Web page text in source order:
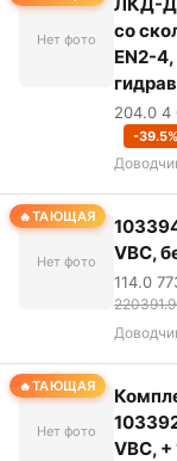
Нет фото
со
EN2-
204.0 4
-39.5%
ТАЮЩАЯ
Нет фото
VBС,
114.0
ТАЮЩАЯ
Нет фото
VBC,